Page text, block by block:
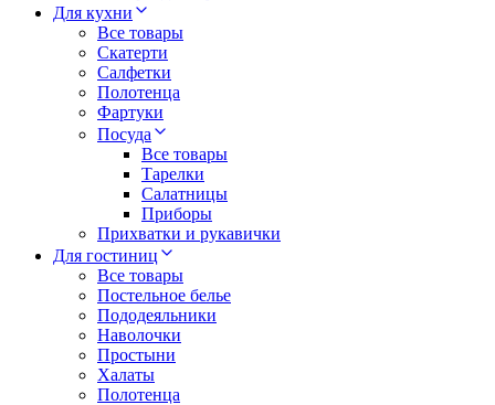
Для кухни
Все товары
Скатерти
Салфетки
Полотенца
Фартуки
Посуда
Все товары
Тарелки
Салатницы
Приборы
Прихватки и рукавички
Для гостиниц
Все товары
Постельное белье
Пододеяльники
Наволочки
Простыни
Халаты
Полотенца